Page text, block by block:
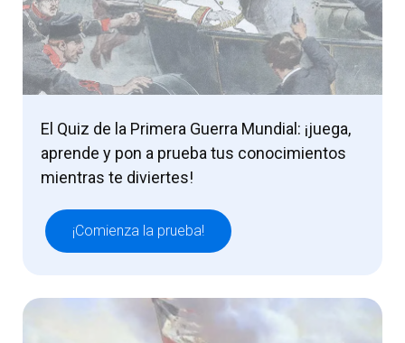
El Quiz de la Primera Guerra Mundial: ¡juega,
aprende y pon a prueba tus conocimientos
mientras te diviertes!
¡Comienza la prueba!